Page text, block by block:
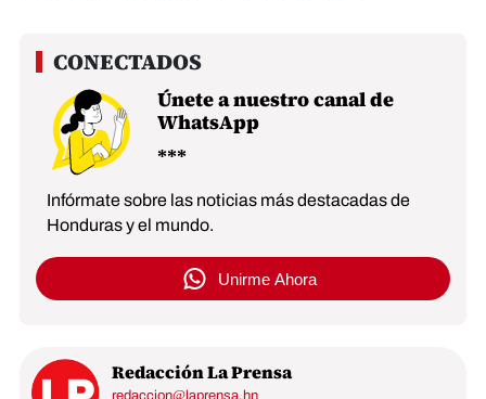
Únete a nuestro canal de
WhatsApp
Infórmate sobre las noticias más destacadas de
Honduras y el mundo.
Unirme Ahora
Redacción La Prensa